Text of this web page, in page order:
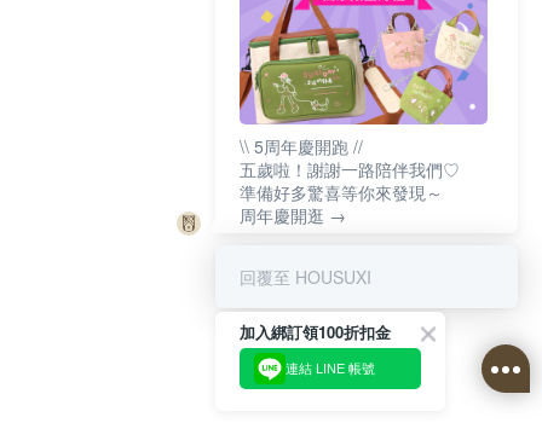
\\ 5周年慶開跑 //
五歲啦！謝謝一路陪伴我們♡
準備好多驚喜等你來發現～
周年慶開逛 →
回覆至 HOUSUXI
加入綁訂領100折扣金
連結 LINE 帳號